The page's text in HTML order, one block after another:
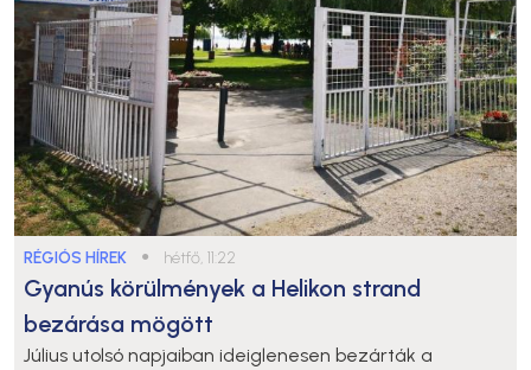
RÉGIÓS HÍREK ● hétfő, 11:22
Gyanús körülmények a Helikon strand
bezárása mögött
Július utolsó napjaiban ideiglenesen bezárták a